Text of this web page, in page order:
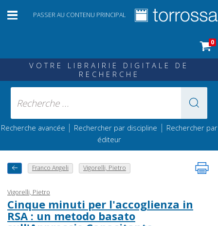
PASSER AU CONTENU PRINCIPAL
0
VOTRE LIBRAIRIE DIGITALE DE
RECHERCHE
Recherche avancée | Rechercher par discipline | Rechercher par
éditeur
Franco Angeli Vigorelli, Pietro
Vigorelli, Pietro
Cinque minuti per l'accoglienza in
RSA : un metodo basato